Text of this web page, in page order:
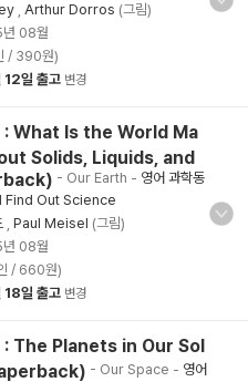
Arthur Dorros (그림)
08월
/ 390원)
12일 출고 변경
: What Is the World Ma
Solids, Liquids, and
- Our Earth - 영어 과학동
Find Out Science
Paul Meisel (그림)
08월
/ 660원)
18일 출고 변경
: The Planets in Our Sol
- Our Space - 영어